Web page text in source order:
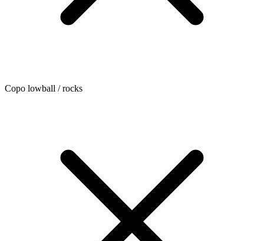
Copo lowball / rocks